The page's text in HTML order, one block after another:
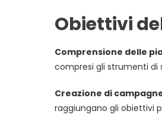
Obiettivi
Comprensione delle
compresi gli strumenti di
Creazione di
raggiungano gli obiettivi